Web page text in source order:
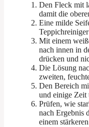
Den Fleck mit
damit die
Eine milde
Mit einem
nach innen in
drücken und
Die Lösung
zweiten,
Den Bereich
und einige Zeit
Prüfen, wie
nach Ergebnis
einem